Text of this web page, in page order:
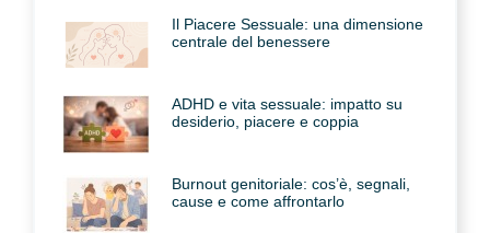
Il Piacere Sessuale: una dimensione
centrale del benessere
ADHD e vita sessuale: impatto su
desiderio, piacere e coppia
Burnout genitoriale: cos’è, segnali,
cause e come affrontarlo